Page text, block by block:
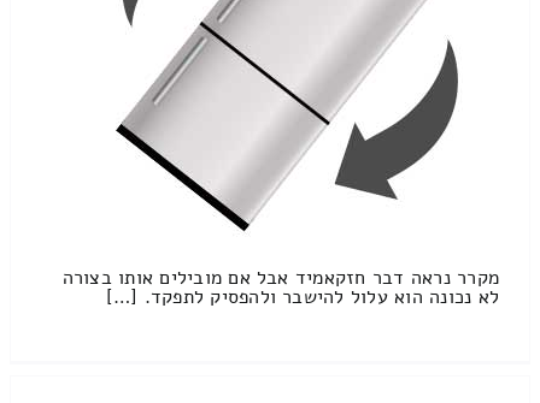
מקרר נראה דבר חזקאמיד אבל אם מובילים אותו בצורה
לא נכונה הוא עלול להישבר ולהפסיק לתפקד. […]